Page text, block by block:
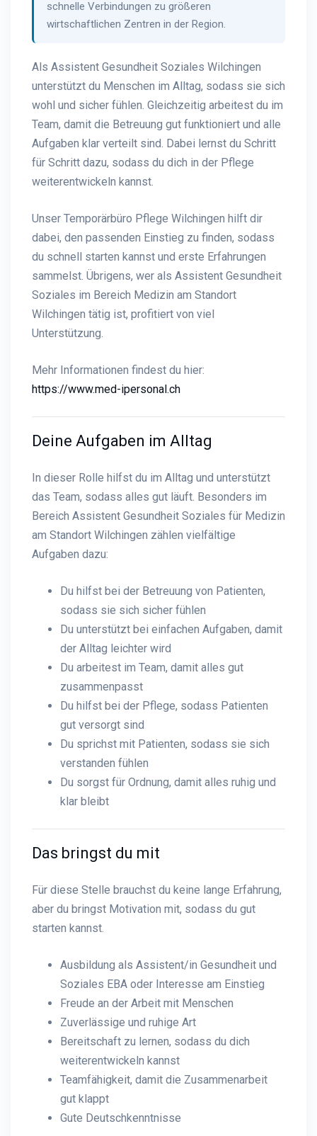
schnelle Verbindungen zu größeren
wirtschaftlichen Zentren in der Region.
Als Assistent Gesundheit Soziales Wilchingen
unterstützt du Menschen im Alltag, sodass sie sich
wohl und sicher fühlen. Gleichzeitig arbeitest du im
Team, damit die Betreuung gut funktioniert und alle
Aufgaben klar verteilt sind. Dabei lernst du Schritt
für Schritt dazu, sodass du dich in der Pflege
weiterentwickeln kannst.
Unser Temporärbüro Pflege Wilchingen hilft dir
dabei, den passenden Einstieg zu finden, sodass
du schnell starten kannst und erste Erfahrungen
sammelst. Übrigens, wer als Assistent Gesundheit
Soziales im Bereich Medizin am Standort
Wilchingen tätig ist, profitiert von viel
Unterstützung.
Mehr Informationen findest du hier:
https://www.med-ipersonal.ch
Deine Aufgaben im Alltag
In dieser Rolle hilfst du im Alltag und unterstützt
das Team, sodass alles gut läuft. Besonders im
Bereich Assistent Gesundheit Soziales für Medizin
am Standort Wilchingen zählen vielfältige
Aufgaben dazu:
Du hilfst bei der Betreuung von Patienten,
sodass sie sich sicher fühlen
Du unterstützt bei einfachen Aufgaben, damit
der Alltag leichter wird
Du arbeitest im Team, damit alles gut
zusammenpasst
Du hilfst bei der Pflege, sodass Patienten
gut versorgt sind
Du sprichst mit Patienten, sodass sie sich
verstanden fühlen
Du sorgst für Ordnung, damit alles ruhig und
klar bleibt
Das bringst du mit
Für diese Stelle brauchst du keine lange Erfahrung,
aber du bringst Motivation mit, sodass du gut
starten kannst.
Ausbildung als Assistent/in Gesundheit und
Soziales EBA oder Interesse am Einstieg
Freude an der Arbeit mit Menschen
Zuverlässige und ruhige Art
Bereitschaft zu lernen, sodass du dich
weiterentwickeln kannst
Teamfähigkeit, damit die Zusammenarbeit
gut klappt
Gute Deutschkenntnisse